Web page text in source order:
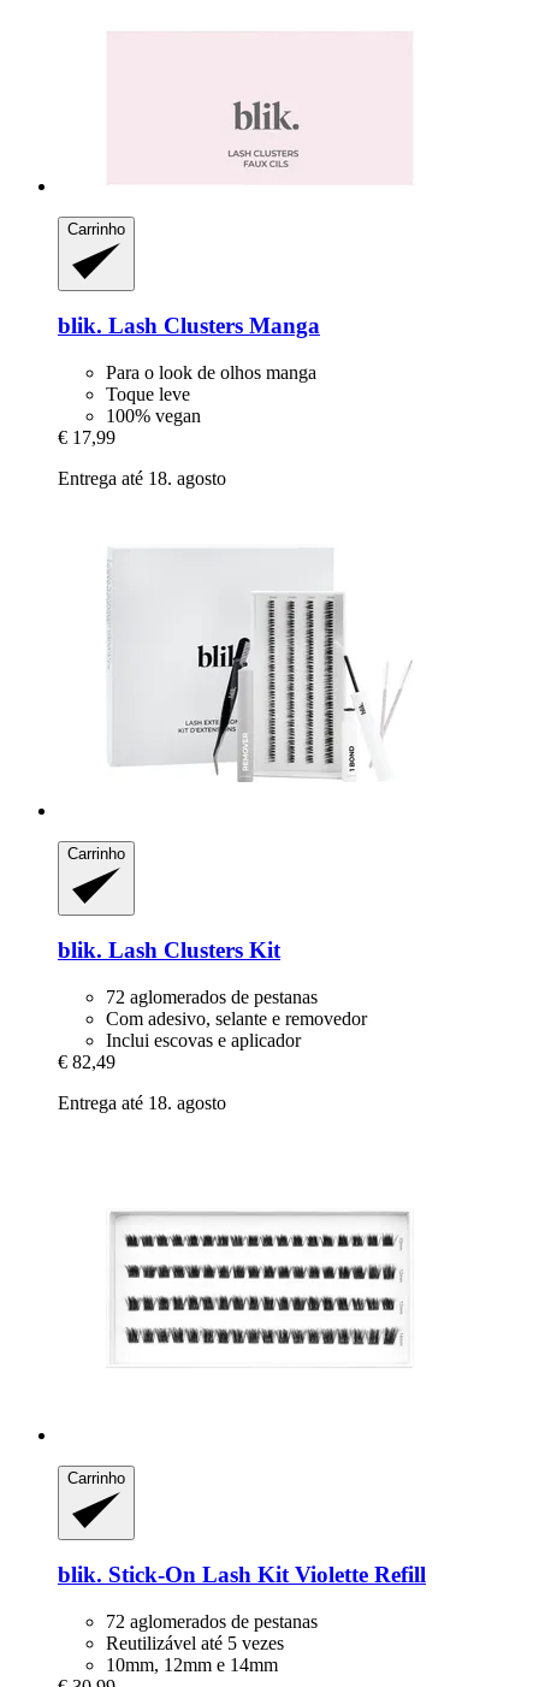
Carrinho
blik. Lash Clusters Manga
Para o look de olhos manga
Toque leve
100% vegan
€ 17,99
Entrega até 18. agosto
Carrinho
blik. Lash Clusters Kit
72 aglomerados de pestanas
Com adesivo, selante e removedor
Inclui escovas e aplicador
€ 82,49
Entrega até 18. agosto
Carrinho
blik. Stick-​On Lash Kit Violette Refill
72 aglomerados de pestanas
Reutilizável até 5 vezes
10mm, 12mm e 14mm